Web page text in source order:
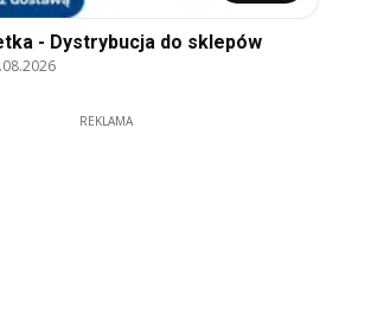
- Dystrybucja do sklepów
REKLAMA